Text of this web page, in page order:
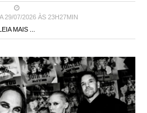
29/07/2026 ÀS 23H27MIN
MAIS ...